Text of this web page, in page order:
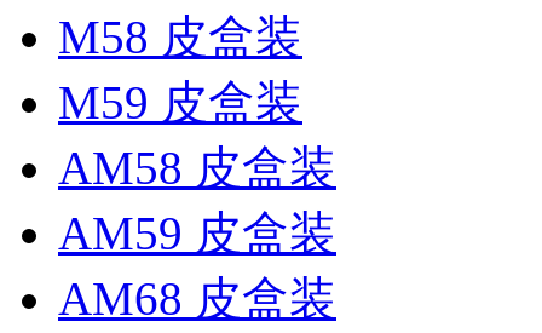
M58 皮盒装
M59 皮盒装
AM58 皮盒装
AM59 皮盒装
AM68 皮盒装